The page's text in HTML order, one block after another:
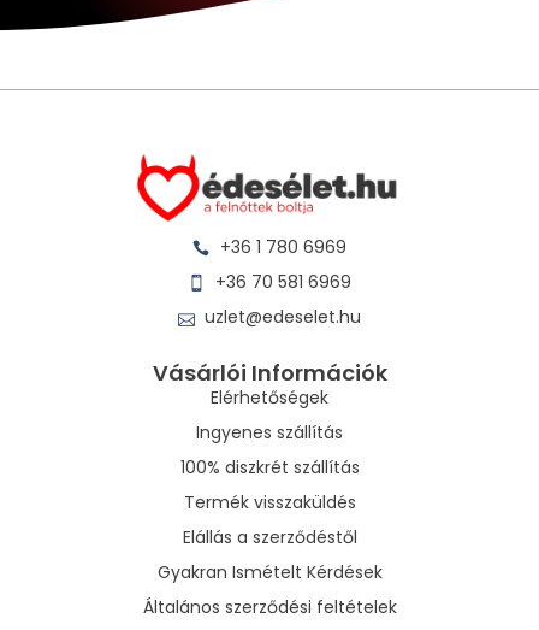
+36 1 780 6969
+36 70 581 6969
uzlet@edeselet.hu
Vásárlói Információk
Elérhetőségek
Ingyenes szállítás
100% diszkrét szállítás
Termék visszaküldés
Elállás a szerződéstől
Gyakran Ismételt Kérdések
Általános szerződési feltételek